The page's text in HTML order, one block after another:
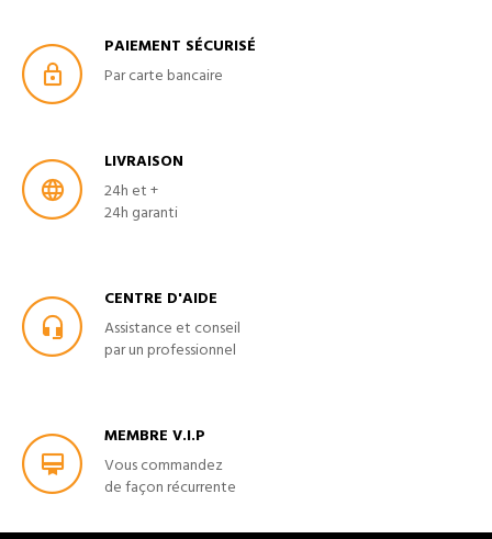
PAIEMENT SÉCURISÉ
Par carte bancaire
LIVRAISON
24h et +
24h garanti
CENTRE D'AIDE
Assistance et conseil
par un professionnel
MEMBRE V.I.P
Vous commandez
de façon récurrente